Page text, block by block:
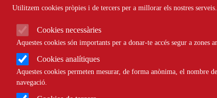
Utilitzem cookies pròpies i de tercers per a millorar els nostres
Cookies necessàries
Aquestes cookies són importants per a donar-te accés segur a
Cookies analítiques
Aquestes cookies permeten mesurar, de forma anònima, el nombre
navegació.